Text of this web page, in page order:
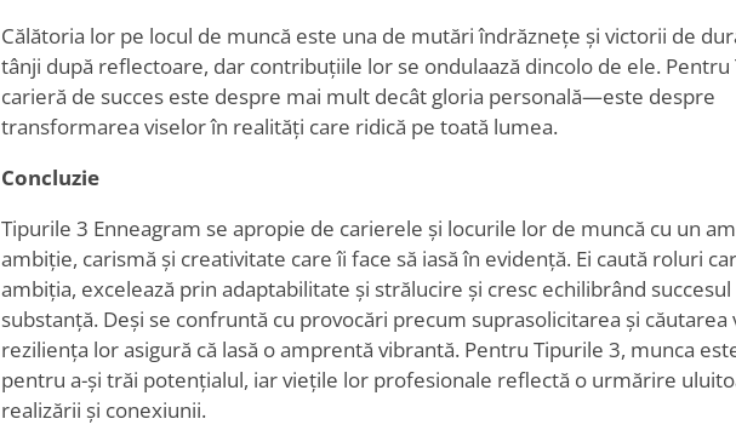
Călătoria lor pe locul de muncă este una de mutări îndrăznețe și victorii de
tânji după reflectoare, dar contribuțiile lor se ondulaază dincolo de ele. Pentru
carieră de succes este despre mai mult decât gloria personală—este despre
transformarea viselor în realități care ridică pe toată lumea.
Concluzie
Tipurile 3 Enneagram se apropie de carierele și locurile lor de muncă cu un
ambiție, carismă și creativitate care îi face să iasă în evidență. Ei caută roluri
ambiția, excelează prin adaptabilitate și strălucire și cresc echilibrând succesul
substanță. Deși se confruntă cu provocări precum suprasolicitarea și căutarea
reziliența lor asigură că lasă o amprentă vibrantă. Pentru Tipurile 3, munca
pentru a-și trăi potențialul, iar viețile lor profesionale reflectă o urmărire
realizării și conexiunii.